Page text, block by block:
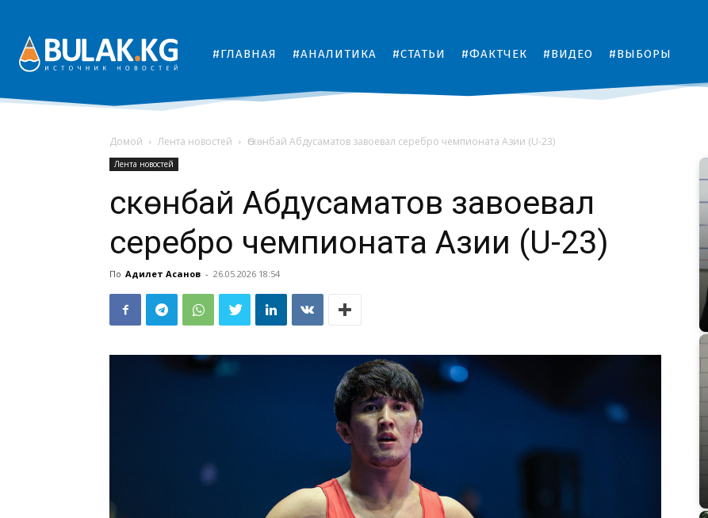
#ГЛАВНАЯ #АНАЛИТИКА #СТАТЬИ #ФАКТЧЕК #ВИДЕО #ВЫБОРЫ
Домой Лента новостей Өскөнбай Абдусаматов завоевал серебро чемпионата Азии (U-23)
Лента новостей
Өскөнбай Абдусаматов завоевал
серебро чемпионата Азии (U-23)
По Адилет Асанов - 26.05.2026 18:54